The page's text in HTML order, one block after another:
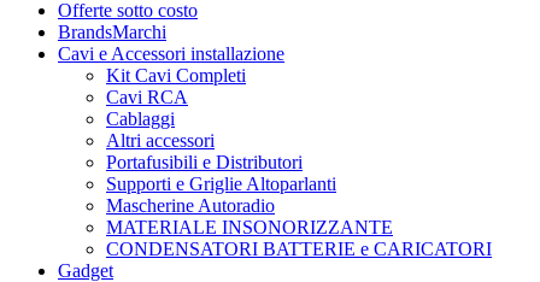
Offerte sotto costo
BrandsMarchi
Cavi e Accessori installazione
Kit Cavi Completi
Cavi RCA
Cablaggi
Altri accessori
Portafusibili e Distributori
Supporti e Griglie Altoparlanti
Mascherine Autoradio
MATERIALE INSONORIZZANTE
CONDENSATORI BATTERIE e CARICATORI
Gadget